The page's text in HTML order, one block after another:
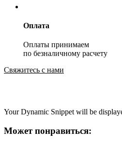
Оплата
Оплаты принимаем
по безналичному расчету
Свяжитесь с нами
Your Dynamic Snippet will be
Может понравиться: